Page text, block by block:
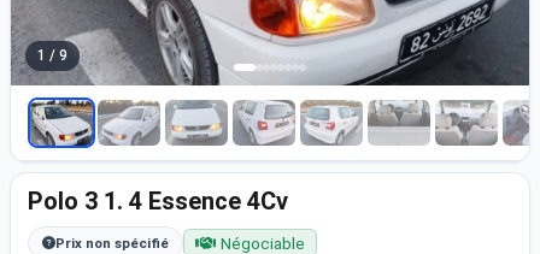
1 / 9
Polo 3 1. 4 Essence 4Cv
Prix non spécifié Négociable